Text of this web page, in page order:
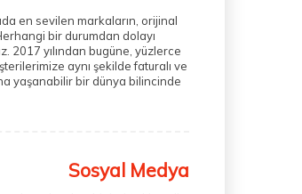
en sevilen markaların, orijinal
bir durumdan dolayı
2017 yılından bugüne, yüzlerce
aynı şekilde faturalı ve
yaşanabilir bir dünya bilincinde
Sosyal Medya